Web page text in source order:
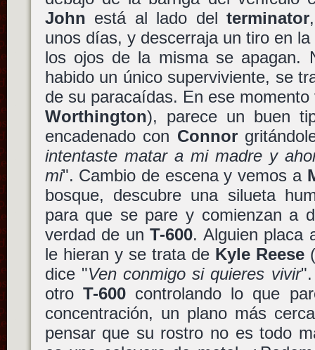
John está al lado delterminator
unos días, y descerraja un tiro en
los ojos de la misma se apagan.
habido un único superviviente, se
de su paracaídas. En ese
Worthington), parece un buen
encadenado con Connor
intentaste matar a mi madre y
mi". Cambio de escena y vemos a
bosque, descubre una silueta
para que se pare y comienzan a
verdad de unT-600. Alguien placa
le hieran y se trata de Kyle Reese(
dice "Ven conmigo si quieres vivir
otro T-600controlando lo que
concentración, un plano más
pensar que su rostro no es todo